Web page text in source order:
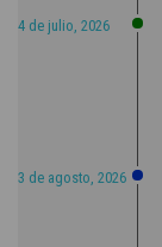
4 de julio, 2026
3 de agosto, 2026